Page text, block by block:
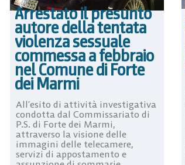
Arrestato il presunto
autore della tentata
violenza sessuale
commessa a febbraio
nel Comune di Forte
dei Marmi
All’esito di attività investigativa
condotta dal Commissariato di
P.S. di Forte dei Marmi,
attraverso la visione delle
immagini delle telecamere,
servizi di appostamento e